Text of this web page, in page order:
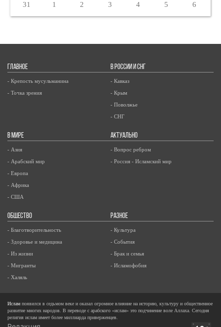
31 1 2 3 4 5 6
ГЛАВНОЕ
- Крепость мусульманина
- Точка зрения
В РОССИИ И СНГ
- Кавказ
- Крым
- Поволжье
- СНГ
В МИРЕ
- Азия
- Арабский мир
- Европа
- Африка
- США
АКТУАЛЬНО
- Вопрос ребром
- Россия - Исламский мир
ОБЩЕСТВО
- Благотворительность
- Здоровье и медицина
- Из жизни
- Мигранты
- Халяль
РАЗНОЕ
- Культура
- События
- Брак и семья
- Исламофобия
Ислам появился в седьмом веке и оказал огромное влияние на историю, культуру и общественное
развитие многих народов. В переводе с арабского «ислам» это подчинение воле Аллаха. Сегодня
религия ислам имеет более миллиарда приверженцев.